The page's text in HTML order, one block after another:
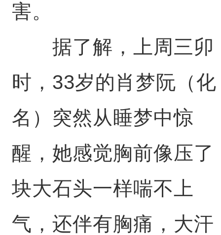
害。
据了解，上周三卯
时，33岁的肖梦阮（化
名）突然从睡梦中惊
醒，她感觉胸前像压了
块大石头一样喘不上
气，还伴有胸痛，大汗